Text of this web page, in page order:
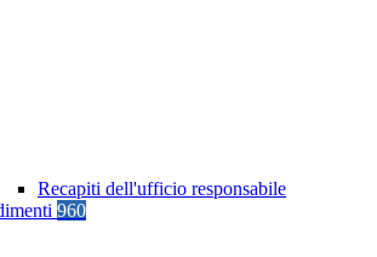
Recapiti dell'ufficio responsabile
960